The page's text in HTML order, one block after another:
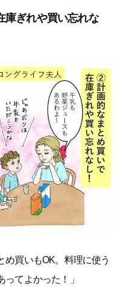
庫ぎれや買い忘れな
め買いもOK。料理に使う
てよかった！」